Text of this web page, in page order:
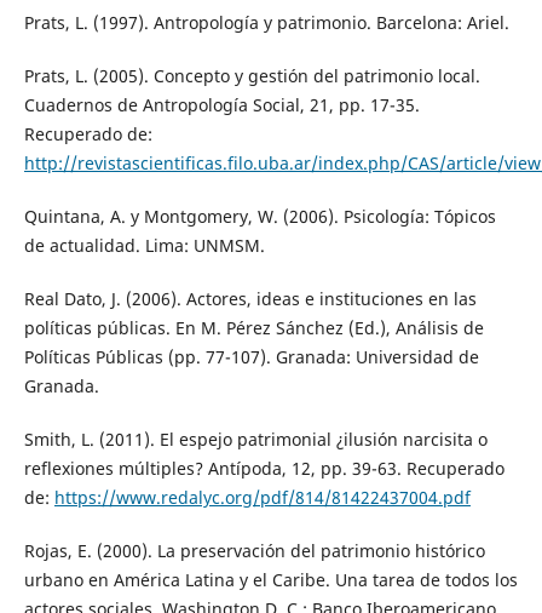
Prats, L. (1997). Antropología y patrimonio. Barcelona: Ariel.
Prats, L. (2005). Concepto y gestión del patrimonio local.
Cuadernos de Antropología Social, 21, pp. 17-35.
Recuperado de:
http://revistascientificas.filo.uba.ar/index.php/CAS/article/
Quintana, A. y Montgomery, W. (2006). Psicología: Tópicos
de actualidad. Lima: UNMSM.
Real Dato, J. (2006). Actores, ideas e instituciones en las
políticas públicas. En M. Pérez Sánchez (Ed.), Análisis de
Políticas Públicas (pp. 77-107). Granada: Universidad de
Granada.
Smith, L. (2011). El espejo patrimonial ¿ilusión narcisita o
reflexiones múltiples? Antípoda, 12, pp. 39-63. Recuperado
de: https://www.redalyc.org/pdf/814/81422437004.pdf
Rojas, E. (2000). La preservación del patrimonio histórico
urbano en América Latina y el Caribe. Una tarea de todos los
actores sociales. Washington D. C.: Banco Iberoamericano